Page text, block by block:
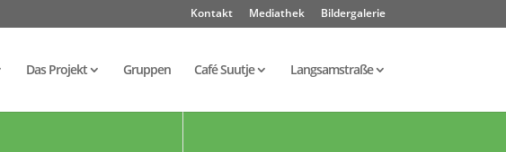
Kontakt Mediathek Bildergalerie
Das Projekt Gruppen Café Suutje Langsamstraße